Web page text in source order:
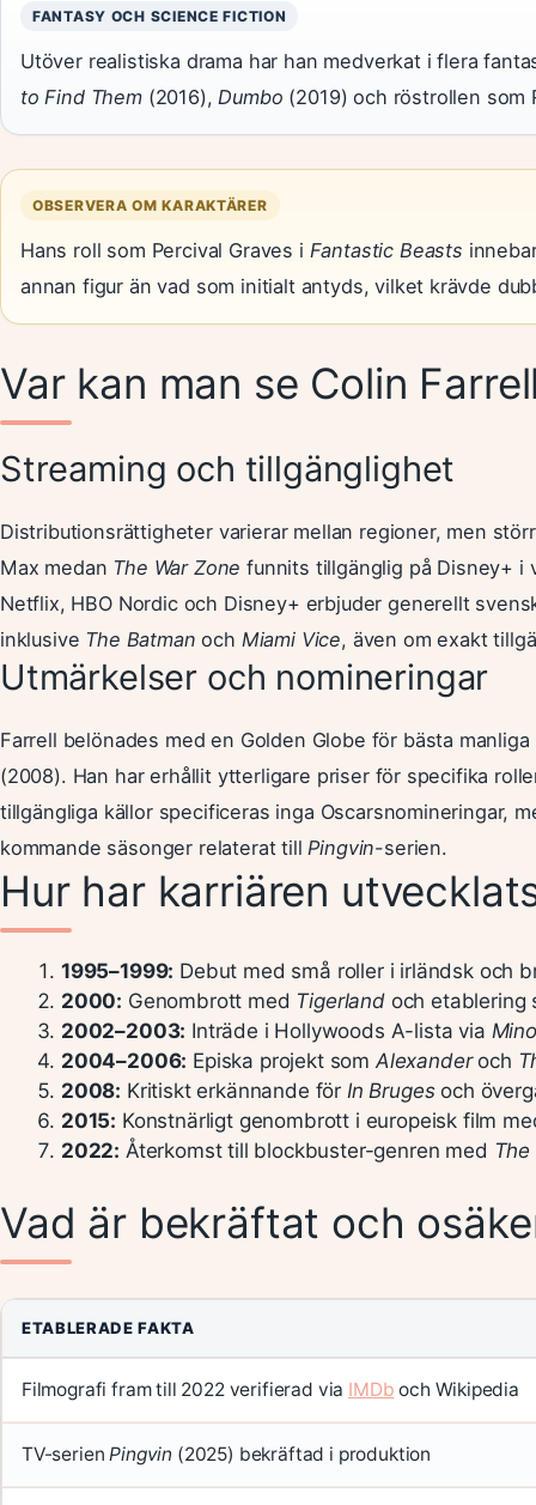
FANTASY OCH SCIENCE FICTION
Utöver realistiska drama har han medverkat i flera
to Find Them(2016),Dumbo (2019) och röstrollen som
OBSERVERA OM KARAKTÄRER
Hans roll som Percival Graves i Fantastic Beasts
annan figur än vad som initialt antyds, vilket krävde
Var kan man se Colin
Streaming och tillgänglighet
Distributionsrättigheter varierar mellan regioner, men
Max medan The War Zone funnits tillgänglig på Disney+ i
Netflix, HBO Nordic och Disney+ erbjuder generellt
inklusive The Batman och Miami Vice, även om exakt
Utmärkelser och nomineringar
Farrell belönades med en Golden Globe för bästa
(2008). Han har erhållit ytterligare priser för specifika
tillgängliga källor specificeras inga Oscarsnomineringar,
kommande säsonger relaterat tillPingvin-serien.
Hur har karriären
1995–1999: Debut med små roller i irländsk och
2000: Genombrott med Tigerlandoch etablering
2002–2003: Inträde i Hollywoods A-lista via
2004–2006: Episka projekt somAlexanderoch
2008: Kritiskt erkännande för In Brugesoch
2015: Konstnärligt genombrott i europeisk film
2022: Återkomst till blockbuster-genren med
Vad är bekräftat och
ETABLERADE FAKTA
Filmografi fram till 2022 verifierad via IMDb och Wikipedia
TV-serien Pingvin (2025) bekräftad i produktion